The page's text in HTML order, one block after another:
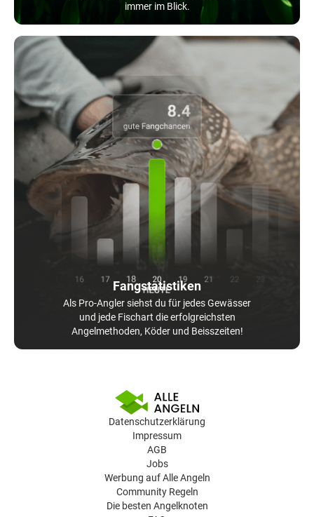
immer im Blick.
Fangstatistiken
Als Pro-Angler siehst du für jedes Gewässer
und jede Fischart die erfolgreichsten
Angelmethoden, Köder und Beisszeiten!
Datenschutzerklärung
Impressum
AGB
Jobs
Werbung auf Alle Angeln
Community Regeln
Die besten Angelknoten